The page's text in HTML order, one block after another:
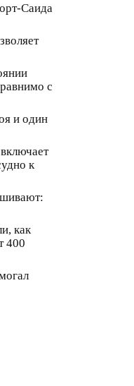
Саида
с
и один
к
как
400